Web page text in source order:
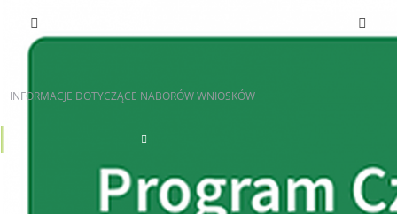
INFORMACJE DOTYCZĄCE NABORÓW WNIOSKÓW